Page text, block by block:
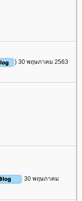
) 30 พฤษภาคม 2563
30 พฤษภาคม